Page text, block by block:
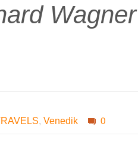
Wagner
, Venedik 0